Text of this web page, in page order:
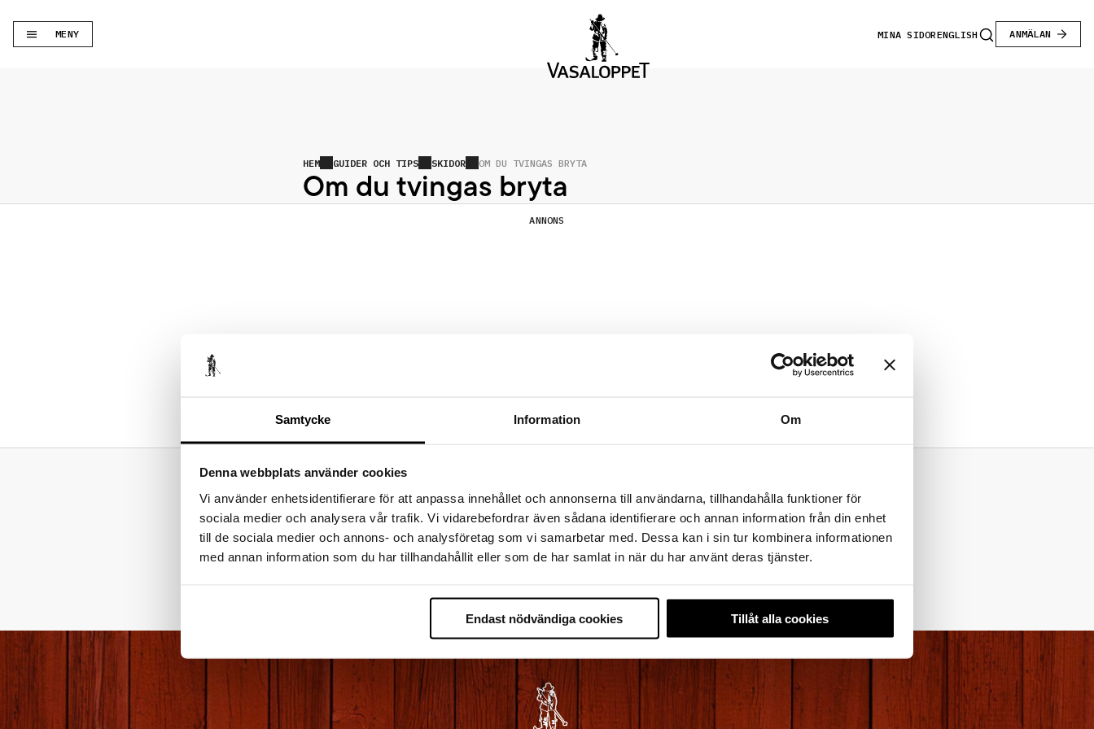
Samtycke Information Om
Denna webbplats använder cookies
Vi använder enhetsidentifierare för att anpassa innehållet och annonserna till användarna, tillhandahålla funktioner för
sociala medier och analysera vår trafik. Vi vidarebefordrar även sådana identifierare och annan information från din enhet
till de sociala medier och annons- och analysföretag som vi samarbetar med. Dessa kan i sin tur kombinera informationen
med annan information som du har tillhandahållit eller som de har samlat in när du har använt deras tjänster.
Endast nödvändiga cookies Tillåt alla cookies
MENY MINA SIDORENGLISH ANMÄLAN
HEM GUIDER OCH TIPS SKIDOR OM DU TVINGAS BRYTA
Om du tvingas bryta
ANNONS
Om du bryter loppet måste du uppsöka sjukvårdspersonalen vid närmaste
kontroll. De tar hand om ditt chip, rapporterar brytningen och ordnar
transport till målet i Mora. Räddnings- och sjukvårdstjänstens funktionärer